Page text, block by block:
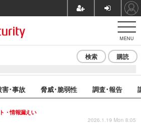
MENU
検索 購読
害･事故 脅威･脆弱性 調査･報告
・情報漏えい
2026.1.19 Mon 8:05